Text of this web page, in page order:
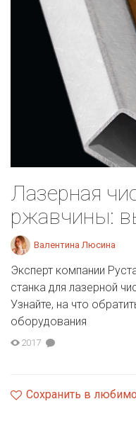
Лазерная
ржавчины:
Валентина Люсина
Эксперт компании
станка для лазерной
Узнайте, на что
оборудования
2017
Сохранить в